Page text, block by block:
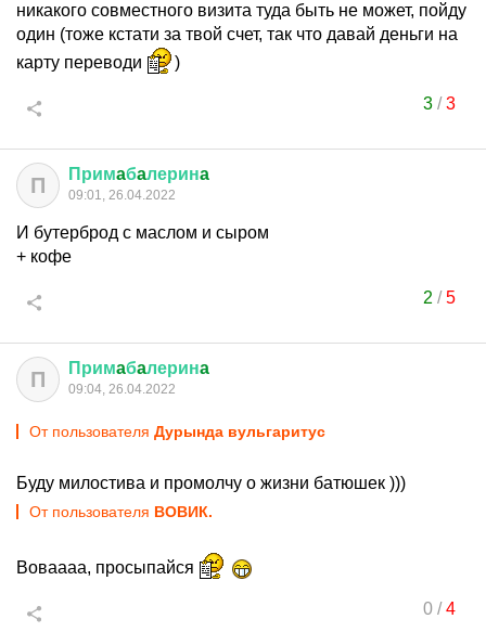
никакого совместного визита туда быть не может, пойду
один (тоже кстати за твой счет, так что давай деньги на
карту переводи
)
3/3
П Примaбaлеринa
09:01, 26.04.2022
И бутерброд с маслом и сыром
+ кофе
2 /5
П Примaбaлеринa
09:04, 26.04.2022
От пользователя Дурында вульгаритус
Буду милостива и промолчу о жизни батюшек )))
От пользователя ВОВИК.
Воваааа, просыпайся
0/4